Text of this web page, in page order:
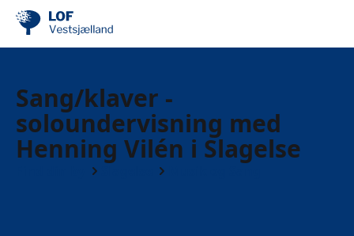
Sang/klaver -
soloundervisning med
Henning Vilén i Slagelse